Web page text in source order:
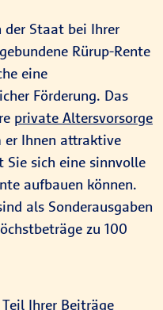
der Staat bei Ihrer
Rürup-Rente
eine
Förderung. Das
private Altersvorsorge
er Ihnen attraktive
sich eine sinnvolle
aufbauen können.
als Sonderausgaben
zu 100
Ihrer Beiträge